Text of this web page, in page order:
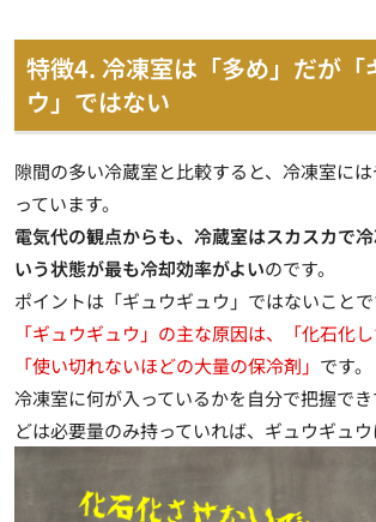
特徴4. 冷凍室は「多め」だが「
ウ」ではない
隙間の多い冷蔵室と比較すると、冷凍室に
っています。
電気代の観点からも、冷蔵室はスカスカで
いう状態が最も冷却効率がよいのです。
ポイントは「ギュウギュウ」ではないことで
「ギュウギュウ」の主な原因は、「化石化
「使い切れないほどの大量の保冷剤」 です。
冷凍室に何が入っているかを自分で把握で
どは必要量のみ持っていれば、ギュウギュウ